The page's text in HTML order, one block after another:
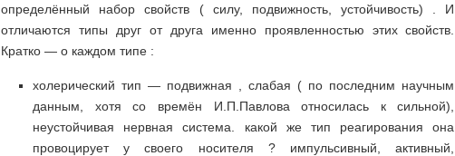
определённый набор свойств ( силу, подвижность, устойчивость) . И
отличаются типы друг от друга именно проявленностью этих свойств.
Кратко — о каждом типе :
холерический тип — подвижная , слабая ( по последним научным
данным, хотя со времён И.П.Павлова относилась к сильной),
неустойчивая нервная система. какой же тип реагирования она
провоцирует у своего носителя ? импульсивный, активный,